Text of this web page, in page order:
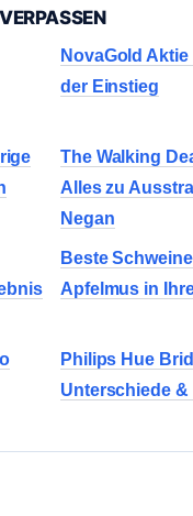
NovaGold
der Einstieg
The Walking
Alles zu
Negan
Beste
Apfelmus in
Philips Hue
Unterschiede &